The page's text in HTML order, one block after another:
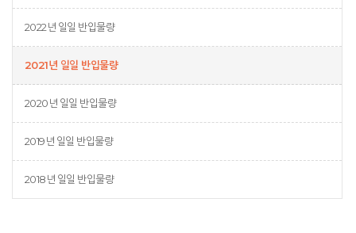
2022년 일일 반입물량
2021년 일일 반입물량
2020년 일일 반입물량
2019년 일일 반입물량
2018년 일일 반입물량